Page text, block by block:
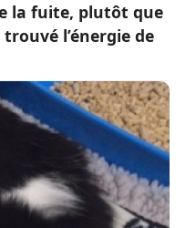
la fuite, plutôt que
l’énergie de